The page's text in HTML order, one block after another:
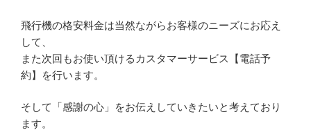
飛行機の格安料金は当然ながらお客様のニーズにお応え
して、
また次回もお使い頂けるカスタマーサービス【電話予
約】を行います。
そして「感謝の心」をお伝えしていきたいと考えており
ます。